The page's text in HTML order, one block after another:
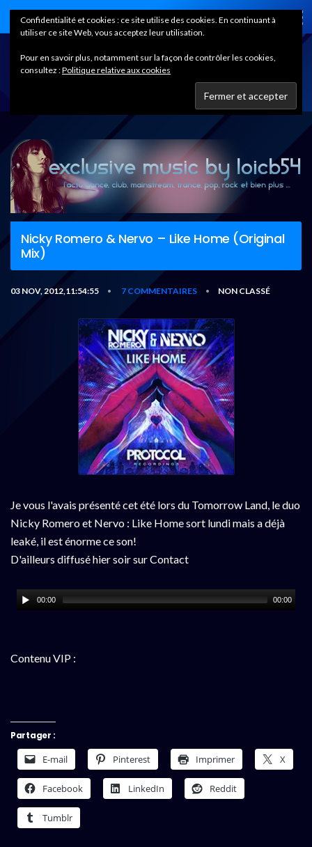
Home
Nicky Romero & Nervo – Like Home (Original
Mix)
03 NOV, 2012,11:54:55 • 7 COMMENTAIRES • NON CLASSÉ
Je vous l'avais présenté cet été lors du Tomorrow Land, le duo
Nicky Romero et Nervo : Like Home sort lundi mais a déjà
leaké, il est énorme ce son!
D'ailleurs diffusé hier soir sur Contact
00:00 00:00
Contenu VIP :
Partager :
E-mail Pinterest Imprimer X
Facebook LinkedIn Reddit
Tumblr
Confidentialité et cookies : ce site utilise des cookies. En continuant à
utiliser ce site Web, vous acceptez leur utilisation.
Pour en savoir plus, notamment sur la façon de contrôler les cookies,
consultez :Politique relative aux cookies